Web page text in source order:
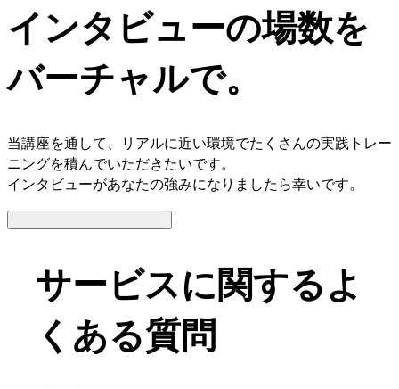
インタビューの場数を
バーチャルで。
当講座を通して、リアルに近い環境でたくさんの実践トレー
ニングを積んでいただきたいです。
インタビューがあなたの強みになりましたら幸いです。
サービスに関するよ
くある質問